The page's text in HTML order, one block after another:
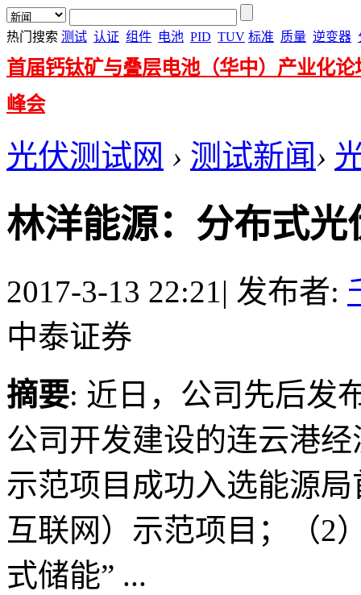
热门搜索 测试 认证 组件 电池 PID TUV 标准 质量 逆变器
首届钙钛矿与叠层电池（华中）产业化论
峰会
光伏测试网 › 测试新闻›
林洋能源：分布式
2017-3-13 22:21| 发布者:
中泰证券
摘要: 近日，公司先后发
公司开发建设的连云港
示范项目成功入选能源
互联网）示范项目；（2
式储能” ...